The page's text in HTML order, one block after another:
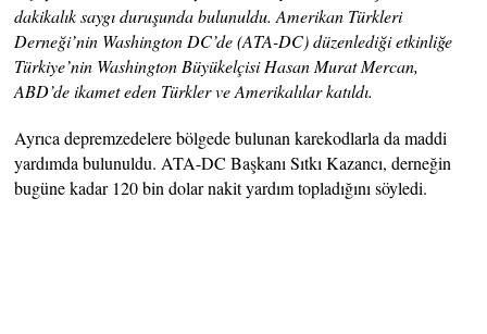
dakikalık saygı duruşunda bulunuldu. Amerikan Türkleri
Derneği’nin Washington DC’de (ATA-DC) düzenlediği etkinliğe
Türkiye’nin Washington Büyükelçisi Hasan Murat Mercan,
ABD’de ikamet eden Türkler ve Amerikalılar katıldı.
Ayrıca depremzedelere bölgede bulunan karekodlarla da maddi
yardımda bulunuldu. ATA-DC Başkanı Sıtkı Kazancı, derneğin
bugüne kadar 120 bin dolar nakit yardım topladığını söyledi.